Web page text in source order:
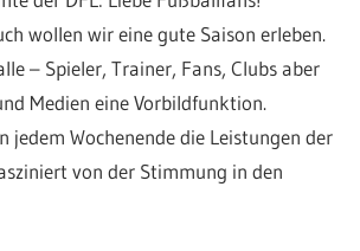
wollen wir eine gute Saison erleben.
– Spieler, Trainer, Fans, Clubs aber
Medien eine Vorbildfunktion.
jedem Wochenende die Leistungen der
von der Stimmung in den